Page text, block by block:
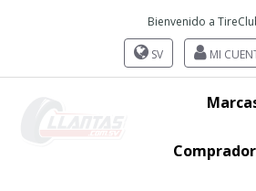
Bienvenido a
SV MI